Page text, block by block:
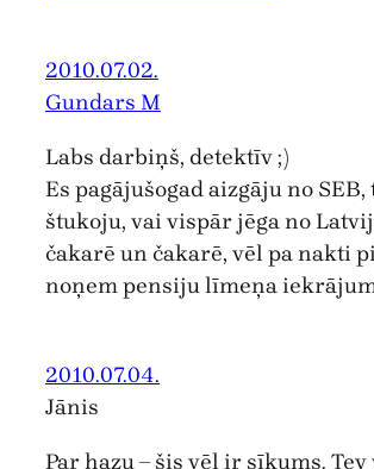
2010.07.02.
Gundars M
Labs darbiņš, detektīv ;)
Es pagājušogad aizgāju no SEB,
štukoju, vai vispār jēga no
čakarē un čakarē, vēl pa nakti
noņem pensiju līmeņa
2010.07.04.
Jānis
Par hazu – šis vēl ir sīkums. Tev